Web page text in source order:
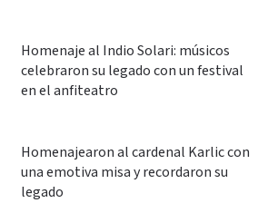
Homenaje al Indio Solari: músicos
celebraron su legado con un festival
en el anfiteatro
Homenajearon al cardenal Karlic con
una emotiva misa y recordaron su
legado